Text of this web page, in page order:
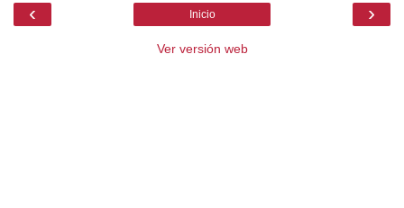
‹ ›
Inicio
Ver versión web